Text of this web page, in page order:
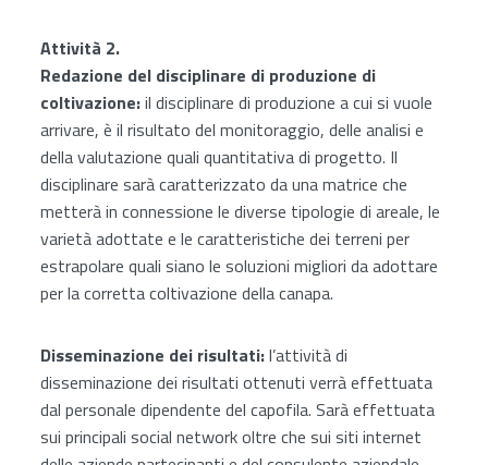
Attività 2.
Redazione del disciplinare di produzione di
coltivazione:il disciplinare di produzione a cui si vuole
arrivare, è il risultato del monitoraggio, delle analisi e
della valutazione quali quantitativa di progetto. Il
disciplinare sarà caratterizzato da una matrice che
metterà in connessione le diverse tipologie di areale, le
varietà adottate e le caratteristiche dei terreni per
estrapolare quali siano le soluzioni migliori da adottare
per la corretta coltivazione della canapa.
Disseminazione dei risultati:l’attività di
disseminazione dei risultati ottenuti verrà effettuata
dal personale dipendente del capofila. Sarà effettuata
sui principali social network oltre che sui siti internet